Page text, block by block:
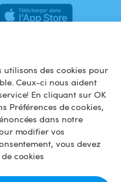
utilisons des cookies pour
Ceux-ci nous aident
En cliquant sur OK
Préférences de cookies,
dans notre
modifier vos
vous devez
cookies